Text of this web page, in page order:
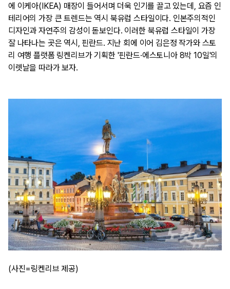
에 이케아(IKEA) 매장이 들어서며 더욱 인기를 끌고 있는데, 요즘 인
테리어의 가장 큰 트렌드는 역시 북유럽 스타일이다. 인본주의적인
디자인과 자연주의 감성이 돋보인다. 이러한 북유럽 스타일이 가장
잘 나타나는 곳은 역시, 핀란드. 지난 회에 이어 김은정 작가와 스토
리 여행 플랫폼 링켄리브가 기획한 '핀란드·에스토니아 8박 10일'의
이렛날을 따라가 보자.
(사진=링켄리브 제공)